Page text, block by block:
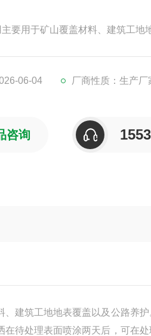
要用于矿山覆盖材料、建筑工地
06-04 厂商性质：生产厂
咨询
筑工地地表覆盖以及公路养护
待处理表面喷涂两天后，可在